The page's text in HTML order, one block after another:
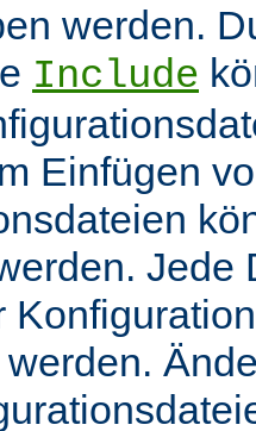
werden.
Include
Einfügen
Jede